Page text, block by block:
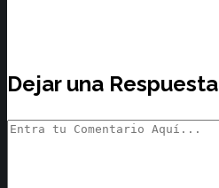
Dejar una Respuesta